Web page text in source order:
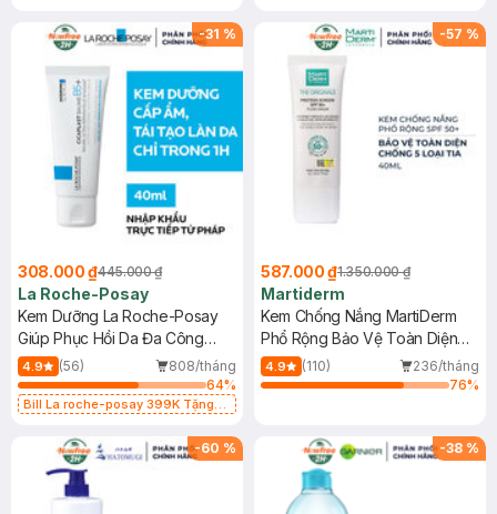
-31 %
308.000 ₫445.000 ₫
La Roche-Posay
Kem Dưỡng La Roche-Posay
Giúp Phục Hồi Da Đa Công
Dụng 40ml
4.9 (56)
808/tháng
64%
Bill La roche-posay 399K Tặng
(SL có hạn)
-57 %
587.000 ₫1.350.000 ₫
Martiderm
Kem Chống Nắng MartiDerm
Phổ Rộng Bảo Vệ Toàn Diện
40ml
4.9 (110)
236/tháng
76%
-60 % -38 %